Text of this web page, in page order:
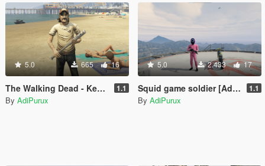
5.0 665 16
The Walking Dead - Kenny [Add-On Ped] 1.1
By AdiPurux
5.0 2.433 17
Squid game soldier [Add-On Ped] 1.1
By AdiPurux